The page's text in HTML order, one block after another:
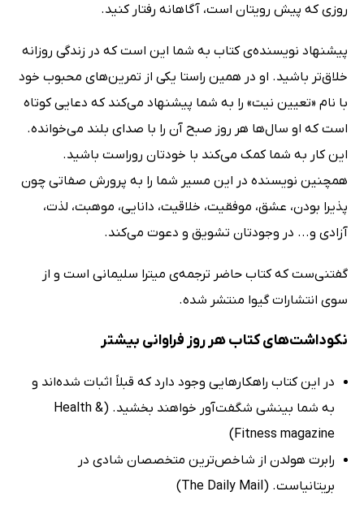
روزی که پیش رویتان است، آگاهانه رفتار کنید.
پیشنهاد نویسنده‌ی کتاب به شما این است که در زندگی روزانه‌
خلاق‌تر باشید. او در همین راستا یکی از تمرین‌های محبوب خود
با نام «تعیین نیت» را به شما پیشنهاد می‌کند که دعایی کوتاه
است که او سال‌ها هر روز صبح آن را با صدای بلند می‌خوانده.
این کار به شما کمک می‌کند با خودتان روراست باشید.
همچنین نویسنده در این مسیر شما را به پرورش صفاتی چون
پذیرا بودن، عشق، موفقیت، خلاقیت، دانایی، موهبت، لذت،
آزادی و... در وجودتان تشویق و دعوت می‌کند.
گفتنی‌ست که کتاب حاضر ترجمه‌ی میترا سلیمانی است و از
سوی انتشارات گیوا منتشر شده.
نکوداشت‌های کتاب هر روز فراوانی بیشتر
در این کتاب راهکارهایی وجود دارد که قبلاً اثبات شده‌اند و
به شما بینشی شگفت‌آور خواهند بخشید. (Health &
Fitness magazine)
رابرت هولدن از شاخص‌ترین متخصصان شادی در
بریتانیاست. (The Daily Mail)